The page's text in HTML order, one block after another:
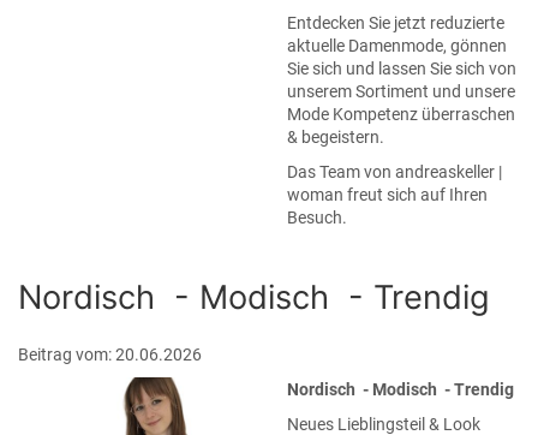
Entdecken Sie jetzt reduzierte
aktuelle Damenmode, gönnen
Sie sich und lassen Sie sich von
unserem Sortiment und unsere
Mode Kompetenz überraschen
& begeistern.
Das Team von andreaskeller |
woman freut sich auf Ihren
Besuch.
Nordisch - Modisch - Trendig
Beitrag vom: 20.06.2026
Nordisch - Modisch - Trendig
Neues Lieblingsteil & Look